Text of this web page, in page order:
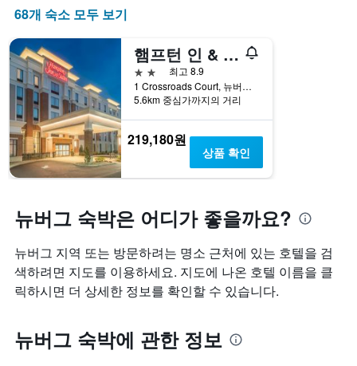
는
1
개
의
Y
축
이
있
습
니
다.
며
칠
전
인
지
를
표
시
하
는
1
개
축
있
습
니
다.
에
68개 숙소 모두 보기
햄프턴 인 & 스위트 뉴버그 스튜어트 에어포트
2성급
최고 8.9
1 Crossroads Court, 뉴버그, NY, 미국
5.6km 중심가까지의 거리
219,180원
상품 확인
뉴버그 숙박은 어디가 좋을까요?
뉴버그 지역 또는 방문하려는 명소 근처에 있는 호텔을 검
색하려면 지도를 이용하세요. 지도에 나온 호텔 이름을 클
릭하시면 더 상세한 정보를 확인할 수 있습니다.
뉴버그 숙박에 관한 정보